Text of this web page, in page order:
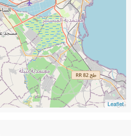
Leaflet